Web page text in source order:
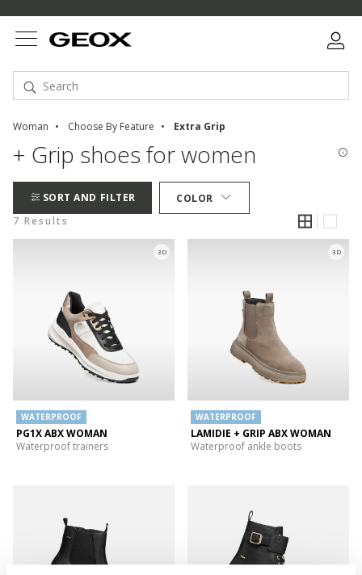
Woman Choose By Feature Extra Grip
+ Grip shoes for women
SORT AND FILTER
COLOR
7 Results
3D
WATERPROOF
PG1X ABX WOMAN
Waterproof trainers
3D
WATERPROOF
LAMIDIE + GRIP ABX WOMAN
Waterproof ankle boots